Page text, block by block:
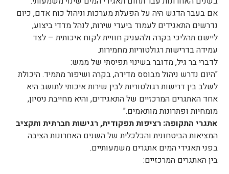
אם בעבר הדגש היה על הפעלת מערכות וניהול כוח אדם, כיום
נדרשים התאגידים לעמוד ביעדי שירות, לנהל מדדי ביצוע,
ליישם תהליכי בקרה ולהעניק חוויית לקוח איכותית – לצד
עמידה בדרישות רגולטוריות מחמירות.
לדברי בר גיל, מדובר בשינוי תפיסתי של ממש:
"היום נדרש ניהול מבוסס מדידה, בקרה ושיפור מתמיד. היכולת
לשלב בין דרישות רגולטוריות לבין שירות איכותי לתושב היא
אחד האתגרים המרכזיים של התאגידים, והיא מחייבת ניסיון,
מומחיות ופתרונות מותאמים."
אתגרי התקופה: רציפות תפקודית, רגישות חברתית ותקציב
המציאות הביטחונית והכלכלית של השנים האחרונות הציבה
בפני תאגידי המים אתגרים משמעותיים.
בין האתגרים המרכזיים: